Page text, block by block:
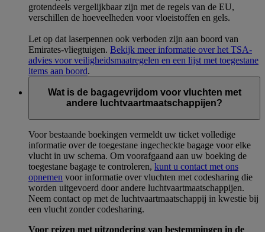
grotendeels vergelijkbaar zijn met de regels van de EU,
verschillen de hoeveelheden voor vloeistoffen en gels.
Let op dat laserpennen ook verboden zijn aan boord van
Emirates-vliegtuigen. Bekijk meer informatie over het TSA-
advies voor veiligheidsmaatregelen en een lijst met toegestane
items aan boord.
Wat is de bagagevrijdom voor vluchten met
andere luchtvaartmaatschappijen?
Voor bestaande boekingen vermeldt uw ticket volledige
informatie over de toegestane ingecheckte bagage voor elke
vlucht in uw schema. Om voorafgaand aan uw boeking de
toegestane bagage te controleren, kunt u contact met ons
opnemen voor informatie over vluchten met codesharing die
worden uitgevoerd door andere luchtvaartmaatschappijen.
Neem contact op met de luchtvaartmaatschappij in kwestie bij
een vlucht zonder codesharing.
Voor reizen met uitzondering van bestemmingen in de